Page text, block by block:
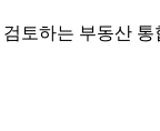
토하는 부동산 통